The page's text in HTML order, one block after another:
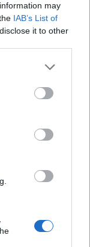
may
IAB’s List of
it to other
È un
ai creativi di
trasformando
in soli
sulla
la potenzia”,
& Creative
il Gruppo
pochi mesi,
di chiudere
di euro e un
all’apporto di